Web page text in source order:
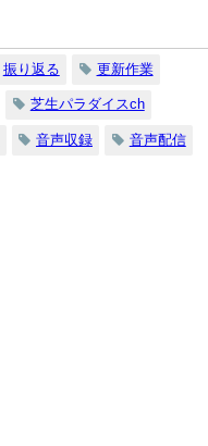
振り返る 更新作業
芝生パラダイスch
音声収録 音声配信